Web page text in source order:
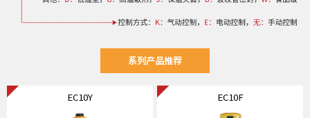
系列产品推荐
EC10Y EC10F